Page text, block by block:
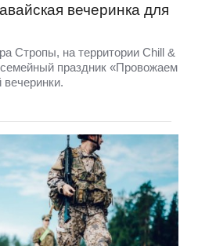
вечеринка для
Стропы, на территории Chill &
праздник «Провожаем
вечеринки.